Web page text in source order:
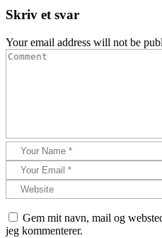
Skriv et svar
Your email address will not be
Gem mit navn, mail og
jeg kommenterer.